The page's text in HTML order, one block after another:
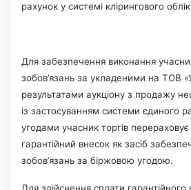
рахунок у системі клірингового
Для забезпечення виконання
зобов’язань за укладеними на ТОВ
результатами аукціону з продажу
із застосуванням системи єдиного
угодами учасник торгів
гарантійний внесок як засіб
зобов’язань за біржовою угодою.